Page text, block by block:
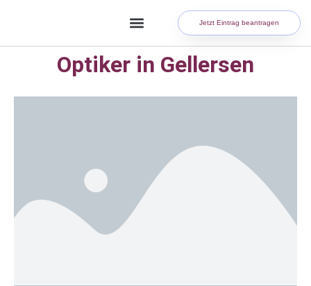
Jetzt Eintrag beantragen
Optiker in Gellersen